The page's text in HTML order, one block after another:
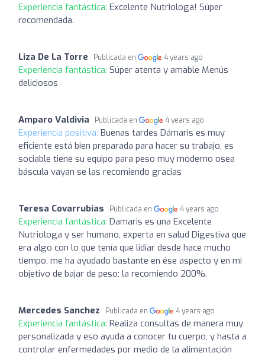
Experiencia fantástica: Excelente Nutriologa! Súper
recomendada.
Liza De La Torre Publicada en 4 years ago
Experiencia fantástica: Súper atenta y amable Menús
deliciosos
Amparo Valdivia Publicada en 4 years ago
Experiencia positiva: Buenas tardes Dámaris es muy
eficiente está bien preparada para hacer su trabajo, es
sociable tiene su equipo para peso muy moderno osea
báscula vayan se las recomiendo gracias
Teresa Covarrubias Publicada en 4 years ago
Experiencia fantástica: Damaris es una Excelente
Nutriologa y ser humano, experta en salud Digestiva que
era algo con lo que tenía que lidiar desde hace mucho
tiempo, me ha ayudado bastante en ése aspecto y en mi
objetivo de bajar de peso; la recomiendo 200%.
Mercedes Sanchez Publicada en 4 years ago
Experiencia fantástica: Realiza consultas de manera muy
personalizada y eso ayuda a conocer tu cuerpo, y hasta a
controlar enfermedades por medio de la alimentación